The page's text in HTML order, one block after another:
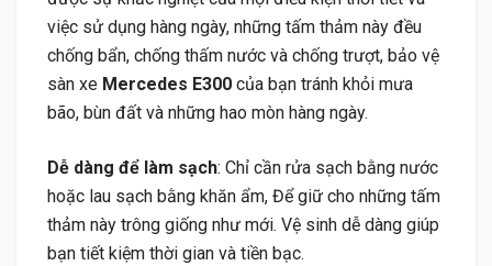
việc sử dụng hàng ngày, những tấm thảm này đều
chống bẩn, chống thấm nước và chống trượt, bảo vệ
sàn xe Mercedes E300 của bạn tránh khỏi mưa
bão, bùn đất và những hao mòn hàng ngày.
Dễ dàng để làm sạch: Chỉ cần rửa sạch bằng nước
hoặc lau sạch bằng khăn ẩm, Để giữ cho những tấm
thảm này trông giống như mới. Vệ sinh dễ dàng giúp
bạn tiết kiệm thời gian và tiền bạc.